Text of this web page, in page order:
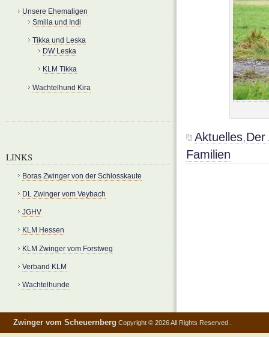
Aktuelles,Der
Familien
Unsere Ehemaligen
Smilla und Indi
Tikka und Leska
DW Leska
KLM Tikka
Wachtelhund Kira
LINKS
Boras Zwinger von der Schlosskaute
DL Zwinger vom Veybach
JGHV
KLM Hessen
KLM Zwinger vom Forstweg
Verband KLM
Wachtelhunde
Zwinger vom Scheuernberg Copyright © 2026 All Rights Reserved .